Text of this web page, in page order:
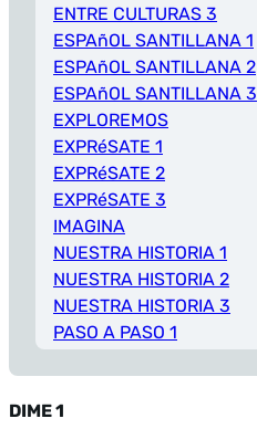
ENTRE CULTURAS 3
ESPAñOL SANTILLANA 1
ESPAñOL SANTILLANA 2
ESPAñOL SANTILLANA 3
EXPLOREMOS
EXPRéSATE 1
EXPRéSATE 2
EXPRéSATE 3
IMAGINA
NUESTRA HISTORIA 1
NUESTRA HISTORIA 2
NUESTRA HISTORIA 3
PASO A PASO 1
POBRE ANA
DIME 1